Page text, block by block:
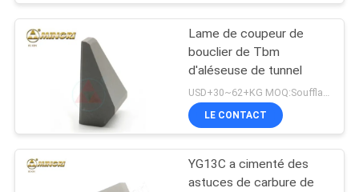
Lame de coupeur de
bouclier de Tbm
d'aléseuse de tunnel
LE CONTACT
YG13C a cimenté des
astuces de carbure de